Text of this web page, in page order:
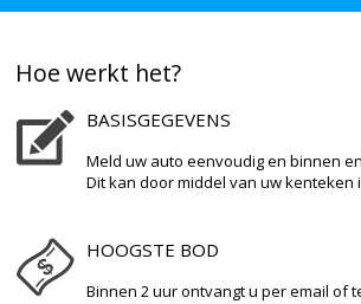
Hoe werkt het?
BASISGEGEVENS
Meld uw auto eenvoudig en binnen
Dit kan door middel van uw kenteken
HOOGSTE BOD
Binnen 2 uur ontvangt u per email of